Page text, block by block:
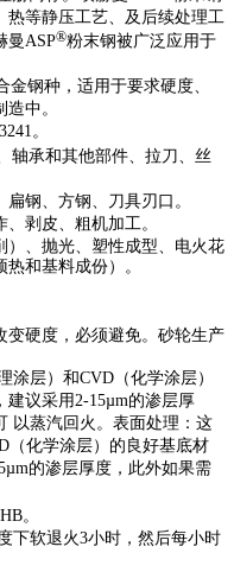
热等静压工艺、及后续处理工
曼ASP®粉末钢被广泛应用于
金钢种，适用于要求硬度、
中。
。
轴承和其他部件、拉刀、丝
钢、方钢、刀具刃口。
剥皮、粗机加工。
）、抛光、塑性成型、电火花
和基料成份）。
变硬度，必须避免。砂轮生产
层）和CVD（化学涂层）
议采用2-15µm的渗层厚
以蒸汽回火。表面处理：这
（化学涂层）的良好基底材
的渗层厚度，此外如果需
。
下软退火3小时，然后每小时